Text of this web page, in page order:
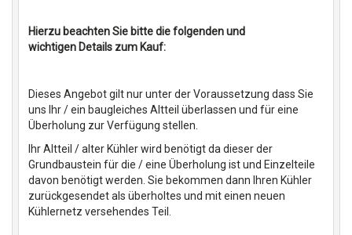
Hierzu beachten Sie bitte die folgenden und
wichtigen Details zum Kauf:
Dieses Angebot gilt nur unter der Voraussetzung dass Sie
uns Ihr / ein baugleiches Altteil überlassen und für eine
Überholung zur Verfügung stellen.
Ihr Altteil / alter Kühler wird benötigt da dieser der
Grundbaustein für die / eine Überholung ist und Einzelteile
davon benötigt werden. Sie bekommen dann Ihren Kühler
zurückgesendet als überholtes und mit einen neuen
Kühlernetz versehendes Teil.